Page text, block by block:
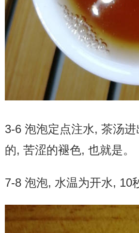
3-6 泡泡定点注水, 茶汤
的, 苦涩的褪色, 也就是。
7-8 泡泡, 水温为开水, 10